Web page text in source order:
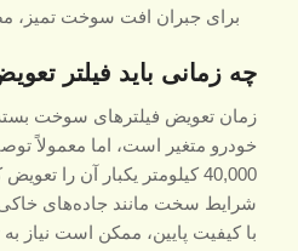
برای جبران افت سوخت تمیز،
چه زمانی باید فیلتر
زمان تعویض فیلترهای سوخت
40,000 کیلومتر یکبار آن را
شرایط سخت مانند جاده‌های
با کیفیت پایین، ممکن است نیاز